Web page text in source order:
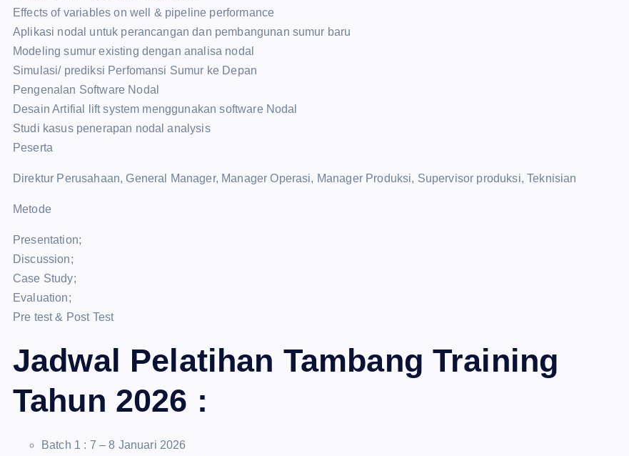
Effects of variables on well & pipeline performance
Aplikasi nodal untuk perancangan dan pembangunan sumur baru
Modeling sumur existing dengan analisa nodal
Simulasi/ prediksi Perfomansi Sumur ke Depan
Pengenalan Software Nodal
Desain Artifial lift system menggunakan software Nodal
Studi kasus penerapan nodal analysis
Peserta
Direktur Perusahaan, General Manager, Manager Operasi, Manager Produksi, Supervisor produksi, Teknisian
Metode
Presentation;
Discussion;
Case Study;
Evaluation;
Pre test & Post Test
Jadwal Pelatihan Tambang Training
Tahun 2026 :
Batch 1 : 7 – 8 Januari 2026